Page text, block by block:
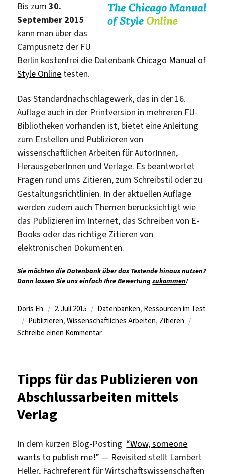
Bis zum30.
September 2015
kann man über das
Campusnetz der FU
Berlin kostenfrei die Datenbank Chicago Manual of
Style Online testen.
Das Standardnachschlagewerk, das in der 16.
Auflage auch in der Printversion in mehreren FU-
Bibliotheken vorhanden ist, bietet eine Anleitung
zum Erstellen und Publizieren von
wissenschaftlichen Arbeiten für AutorInnen,
HerausgeberInnen und Verlage. Es beantwortet
Fragen rund ums Zitieren, zum Schreibstil oder zu
Gestaltungsrichtlinien. In der aktuellen Auflage
werden zudem auch Themen berücksichtigt wie
das Publizieren im Internet, das Schreiben von E-
Books oder das richtige Zitieren von
elektronischen Dokumenten.
Sie möchten die Datenbank über das Testende hinaus nutzen?
Dann lassen Sie uns einfach Ihre Bewertungzukommen!
Autor
Doris Eh
Veröffentlicht
am
2. Juli 2015 Kategorien
Datenbanken, Ressourcen im Test
Schlagwörter
Publizieren, Wissenschaftliches Arbeiten, Zitieren
Schreibe einen Kommentarzu
Manual
of
Style
Tipps für das Publizieren von
Abschlussarbeiten mittels
Verlag
In dem kurzen Blog-Posting “Wow, someone
wants to publish me!” — Revisited stellt Lambert
Heller, Fachreferent für Wirtschaftswissenschaften